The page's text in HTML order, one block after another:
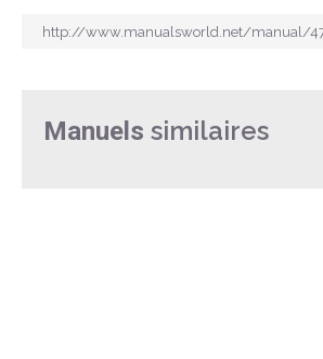
Manuels similaires